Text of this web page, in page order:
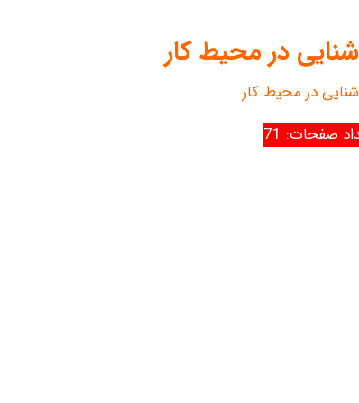
در محیط کار
در محیط کار
صفحات: 71